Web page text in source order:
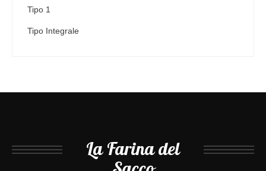
Tipo 1
Tipo Integrale
La Farina del